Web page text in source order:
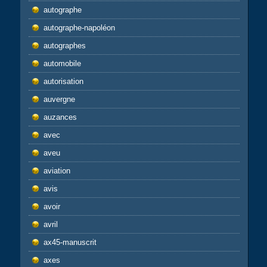
autographe
autographe-napoléon
autographes
automobile
autorisation
auvergne
auzances
avec
aveu
aviation
avis
avoir
avril
ax45-manuscrit
axes